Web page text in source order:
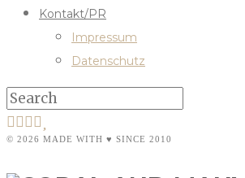
Kontakt/PR
Impressum
Datenschutz
© 2026 MADE WITH ♥ SINCE 2010